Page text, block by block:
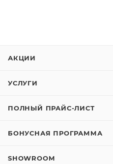
АКЦИИ
УСЛУГИ
ПОЛНЫЙ ПРАЙС-ЛИСТ
БОНУСНАЯ ПРОГРАММА
SHOWROOM